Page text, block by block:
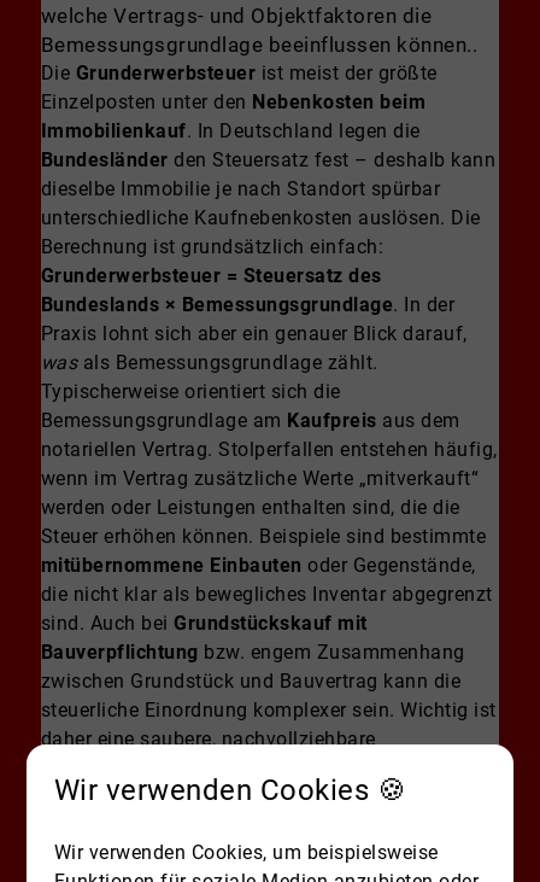
welche Vertrags- und Objektfaktoren die
Bemessungsgrundlage beeinflussen können..
Die Grunderwerbsteuer ist meist der größte
Einzelposten unter den Nebenkosten beim
Immobilienkauf. In Deutschland legen die
Bundesländer den Steuersatz fest – deshalb kann
dieselbe Immobilie je nach Standort spürbar
unterschiedliche Kaufnebenkosten auslösen. Die
Berechnung ist grundsätzlich einfach:
Grunderwerbsteuer = Steuersatz des
Bundeslands × Bemessungsgrundlage. In der
Praxis lohnt sich aber ein genauer Blick darauf,
wasals Bemessungsgrundlage zählt.
Typischerweise orientiert sich die
Bemessungsgrundlage am Kaufpreis aus dem
notariellen Vertrag. Stolperfallen entstehen häufig,
wenn im Vertrag zusätzliche Werte „mitverkauft“
werden oder Leistungen enthalten sind, die die
Steuer erhöhen können. Beispiele sind bestimmte
mitübernommene Einbauten oder Gegenstände,
die nicht klar als bewegliches Inventar abgegrenzt
sind. Auch bei Grundstückskauf mit
Bauverpflichtung bzw. engem Zusammenhang
zwischen Grundstück und Bauvertrag kann die
steuerliche Einordnung komplexer sein. Wichtig ist
daher eine saubere, nachvollziehbare
Entwurfs, damit Ihre Kalkulation für 2026
Wenn Sie Ihre geplanten Kaufnebenkosten
Wir verwenden Cookies 🍪
Wir verwenden Cookies, um beispielsweise